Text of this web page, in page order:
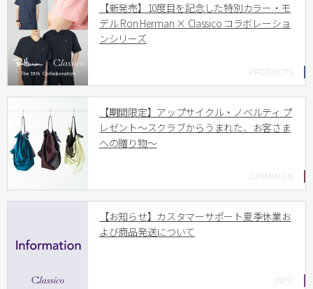
【新発売】10度目を記念した特別カラー・モ
デル Ron Herman × Classico コラボレーショ
ンシリーズ
【期間限定】アップサイクル・ノベルティ プ
レゼント〜スクラブからうまれた、お客さま
への贈り物〜
【お知らせ】カスタマーサポート夏季休業お
よび商品発送について